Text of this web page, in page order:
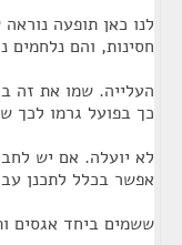
לנו כאן תופעה
חסינות, והם נלחמים
העלייה. שמו את זה
כך בפועל גרמו לכך
לא יועלה. אם יש
אפשר בכלל לתכנן
ששמים ביחד אגסים